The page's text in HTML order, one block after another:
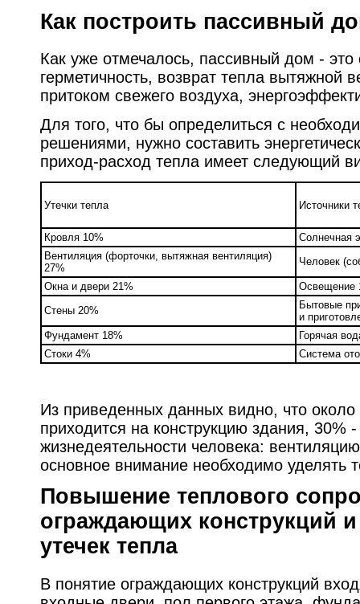
Как построить пассивный
Как уже отмечалось, пассивный дом - это
герметичность, возврат тепла вытяжной
притоком свежего воздуха,
Для того, что бы определиться с
решениями, нужно составить
приход-расход тепла имеет следующий
Утечки тепла Источники
Кровля 10%
Солнечная
Вентиляция (форточки, вытяжная вентиляция)
27%
Человек
Окна и двери 21%
Освещение
Стены 20%
Бытовые
и
Фундамент 18%
Горячая
Стоки 4%
Система
Из приведенных данных видно, что около
приходится на конструкцию здания, 30% -
жизнедеятельности человека:
основное внимание необходимо уделять
Повышение теплового
ограждающих конструкций
утечек тепла
В понятие ограждающих конструкций